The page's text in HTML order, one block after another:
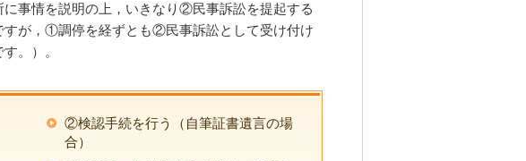
事情を説明の上，いきなり②民事訴訟を提起する
すが，①調停を経ずとも②民事訴訟として受け付け
。）。
②検認手続を行う（自筆証書遺言の場
合）